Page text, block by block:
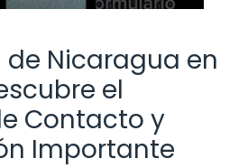
Nicaragua en
el
Contacto y
Importante